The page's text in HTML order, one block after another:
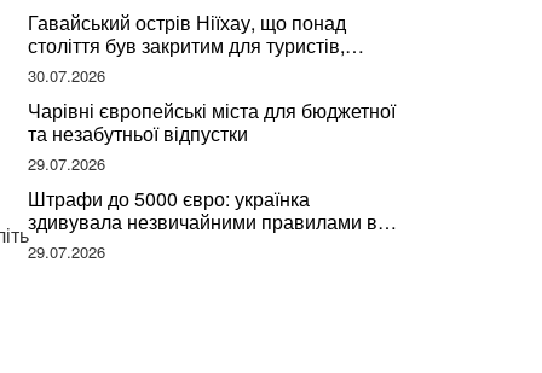
Гавайський острів Ніїхау, що понад
століття був закритим для туристів,
починає приймати перших відвідувачів
30.07.2026
Чарівні європейські міста для бюджетної
та незабутньої відпустки
29.07.2026
Штрафи до 5000 євро: українка
здивувала незвичайними правилами в
Німеччині та поділилася правдою
29.07.2026